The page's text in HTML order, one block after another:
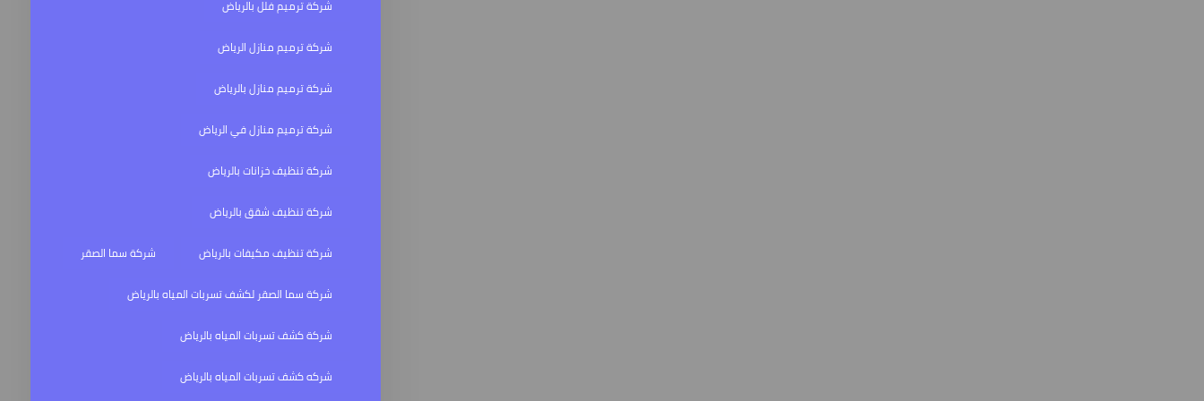
شركة ترميم فلل بالرياض
شركة ترميم منازل الرياض
شركة ترميم منازل بالرياض
شركة ترميم منازل في الرياض
شركة تنظيف خزانات بالرياض
شركة تنظيف شقق بالرياض
شركة تنظيف مكيفات بالرياض
شركة سما الصقر
شركة سما الصقر لكشف تسربات المياه بالرياض
شركة كشف تسربات المياه بالرياض
شركه كشف تسربات المياه بالرياض